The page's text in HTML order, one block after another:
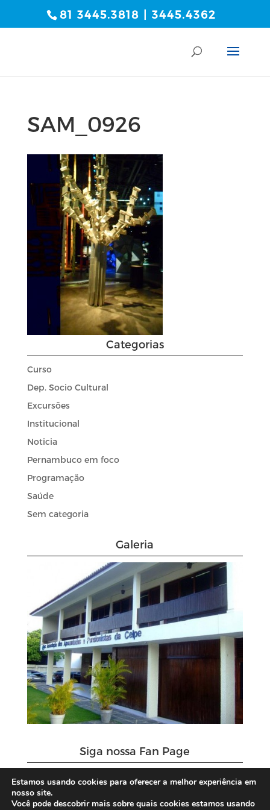
81 3445.3818 | 3445.4362
SAM_0926
Categorias
Curso
Dep. Socio Cultural
Excursões
Institucional
Noticia
Pernambuco em foco
Programação
Saúde
Sem categoria
Galeria
Siga nossa Fan Page
Estamos usando cookies para oferecer a melhor experiência em
nosso site.
Você pode descobrir mais sobre quais cookies estamos usando